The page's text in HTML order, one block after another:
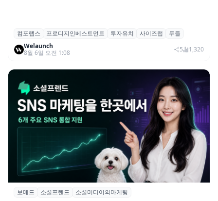
컴포랩스, 프로디지인베스트먼트로부터 시
드 투자 유치
컴포랩스 프로디지인베스트먼트 투자유치 사이즈랩
두들
Welaunch
8월 6일 오전 1:08
5 1,320
보메드 ‘소셜프렌드’, 유튜브·인스타 등 6개
보메드 소셜프렌드
소셜미디어의마케팅